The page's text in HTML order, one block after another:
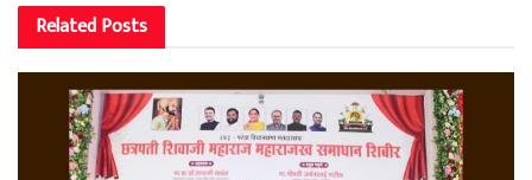
RelatedPosts